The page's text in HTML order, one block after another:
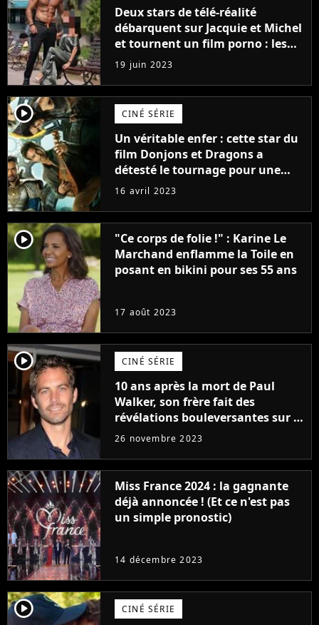
Deux stars de télé-réalité
débarquent sur Jacquie et Michel
et tournent un film porno : les
premières images du tournage
(exclu)
19 juin 2023
player2 CINÉ SÉRIE
Un véritable enfer : cette star du
film Donjons et Dragons a
détesté le tournage pour une
raison très spéciale
16 avril 2023
player2
"Ce corps de folie !" : Karine Le
Marchand enflamme la Toile en
posant en bikini pour ses 55 ans
17 août 2023
player2 CINÉ SÉRIE
10 ans après la mort de Paul
Walker, son frère fait des
révélations bouleversantes sur la
réaction des acteurs de Fast and
26 novembre 2023
Miss France 2024 : la gagnante
déjà annoncée ! (Et ce n'est pas
un simple pronostic)
14 décembre 2023
player2 CINÉ SÉRIE